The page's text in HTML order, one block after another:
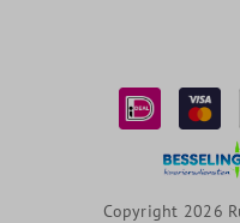
Copyright 2026